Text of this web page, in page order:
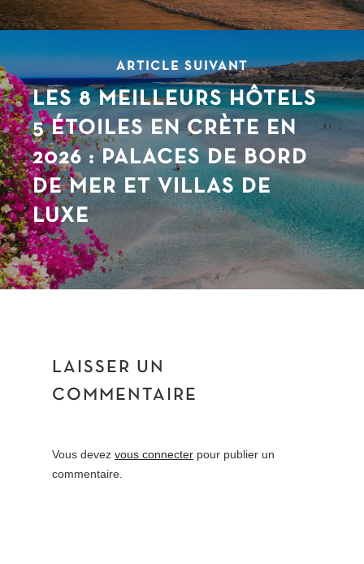
ARTICLE SUIVANT
LES 8 MEILLEURS HÔTELS
5 ÉTOILES EN CRÈTE EN
2026 : PALACES DE BORD
DE MER ET VILLAS DE
LUXE
LAISSER UN
COMMENTAIRE
Vous devez vous connecter pour publier un
commentaire.